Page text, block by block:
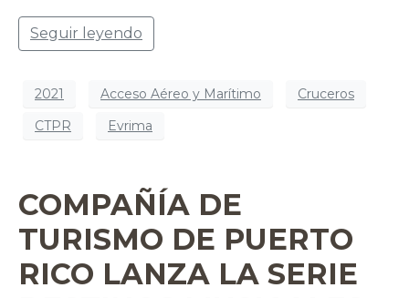
Seguir leyendo
2021 Acceso Aéreo y Marítimo
Cruceros
CTPR
Evrima
COMPAÑÍA DE
TURISMO DE PUERTO
RICO LANZA LA SERIE